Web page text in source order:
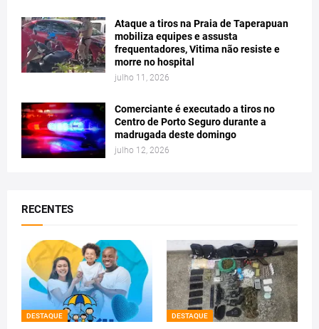
Ataque a tiros na Praia de Taperapuan
mobiliza equipes e assusta
frequentadores, Vitima não resiste e
morre no hospital
julho 11, 2026
Comerciante é executado a tiros no
Centro de Porto Seguro durante a
madrugada deste domingo
julho 12, 2026
RECENTES
DESTAQUE DESTAQUE